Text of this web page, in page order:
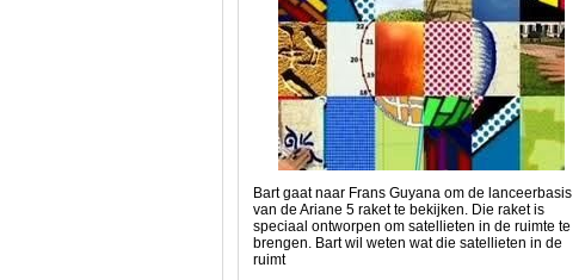
Bart gaat naar Frans Guyana om de lanceerbasis
van de Ariane 5 raket te bekijken. Die raket is
speciaal ontworpen om satellieten in de ruimte te
brengen. Bart wil weten wat die satellieten in de
ruimt